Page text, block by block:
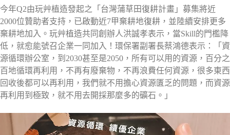
今年Q2由玩艸植造發起之「台灣蒲草田復耕計畫」募集將近
2000位贊助者支持，已啟動近7甲棄耕地復耕，並陸續安排更多
棄耕地加入。玩艸植造共同創辦人洪誠孝表示，當Skill的門檻降
低，就愈能號召企業一同加入！環保署副署長蔡鴻德表示：「資
源循環辦公室，到2030甚至是2050，所有可以用的資源，百分之
百地循環再利用，不再有廢棄物，不再浪費任何資源，很多東西
回收後都可以再利用，我們就不用擔心資源匱乏的問題，而資源
再利用到極致，就不用去開採那麼多的礦石。」